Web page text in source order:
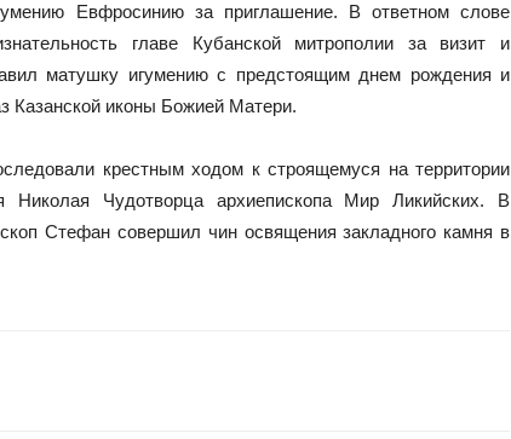
Евфросинию за приглашение. В ответном слове
главе Кубанской митрополии за визит и
матушку игумению с предстоящим днем рождения и
Казанской иконы Божией Матери.
крестным ходом к строящемуся на территории
Николая Чудотворца архиепископа Мир Ликийских. В
Стефан совершил чин освящения закладного камня в